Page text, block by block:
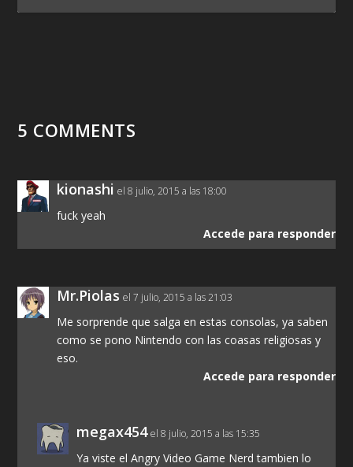
5 COMMENTS
kionashi el 8 julio, 2015 a las 18:00
fuck yeah
Accede para responder
Mr.Piolas el 7 julio, 2015 a las 21:03
Me sorprende que salga en estas consolas, ya saben
como se pono Nintendo con las coasas religiosas y
eso.
Accede para responder
megax454 el 8 julio, 2015 a las 15:35
Ya viste el Angry Video Game Nerd tambien lo